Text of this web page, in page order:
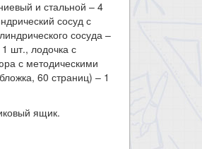
и стальной – 4
сосуд с
сосуда –
шт., лодочка с
с методическими
60 страниц) – 1
ящик.​